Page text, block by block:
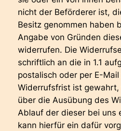
nicht der Beförderer ist,
Besitz genommen haben
Angabe von Gründen
widerrufen. Die
schriftlich an die in 1.1
postalisch oder per E-
Widerrufsfrist ist
über die Ausübung des
Ablauf der dieser bei uns
kann hierfür ein dafür